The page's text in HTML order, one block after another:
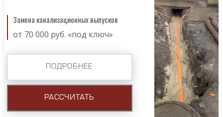
Замена канализационных выпусков
от 70 000 руб. «под ключ»
ПОДРОБНЕЕ
РАССЧИТАТЬ